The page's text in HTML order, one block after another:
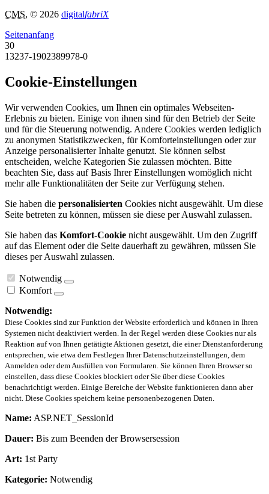
CMS, © 2026 digitalfabriX
Seitenanfang
30
13237-1902389978-0
Cookie-Einstellungen
Wir verwenden Cookies, um Ihnen ein optimales Webseiten-
Erlebnis zu bieten. Einige von ihnen sind für den Betrieb der Seite
und für die Steuerung notwendig. Andere Cookies werden lediglich
zu anonymen Statistikzwecken, für Komforteinstellungen oder zur
Anzeige personalisierter Inhalte genutzt. Sie können selbst
entscheiden, welche Kategorien Sie zulassen möchten. Bitte
beachten Sie, dass auf Basis Ihrer Einstellungen womöglich nicht
mehr alle Funktionalitäten der Seite zur Verfügung stehen.
Sie haben die personalisierten Cookies nicht ausgewählt. Um diese
Seite betreten zu können, müssen sie diese per Auswahl zulassen.
Sie haben das Komfort-Cookie nicht ausgewählt. Um den Zugriff
auf das Element oder die Seite dauerhaft zu gewähren, müssen Sie
dieses per Auswahl zulassen.
Notwendig
Komfort
Notwendig:
Diese Cookies sind zur Funktion der Website erforderlich und können in Ihren
Systemen nicht deaktiviert werden. In der Regel werden diese Cookies nur als
Reaktion auf von Ihnen getätigte Aktionen gesetzt, die einer Dienstanforderung
entsprechen, wie etwa dem Festlegen Ihrer Datenschutzeinstellungen, dem
Anmelden oder dem Ausfüllen von Formularen. Sie können Ihren Browser so
einstellen, dass diese Cookies blockiert oder Sie über diese Cookies
benachrichtigt werden. Einige Bereiche der Website funktionieren dann aber
nicht. Diese Cookies speichern keine personenbezogenen Daten.
Name: ASP.NET_SessionId
Dauer: Bis zum Beenden der Browsersession
Art: 1st Party
Kategorie: Notwendig